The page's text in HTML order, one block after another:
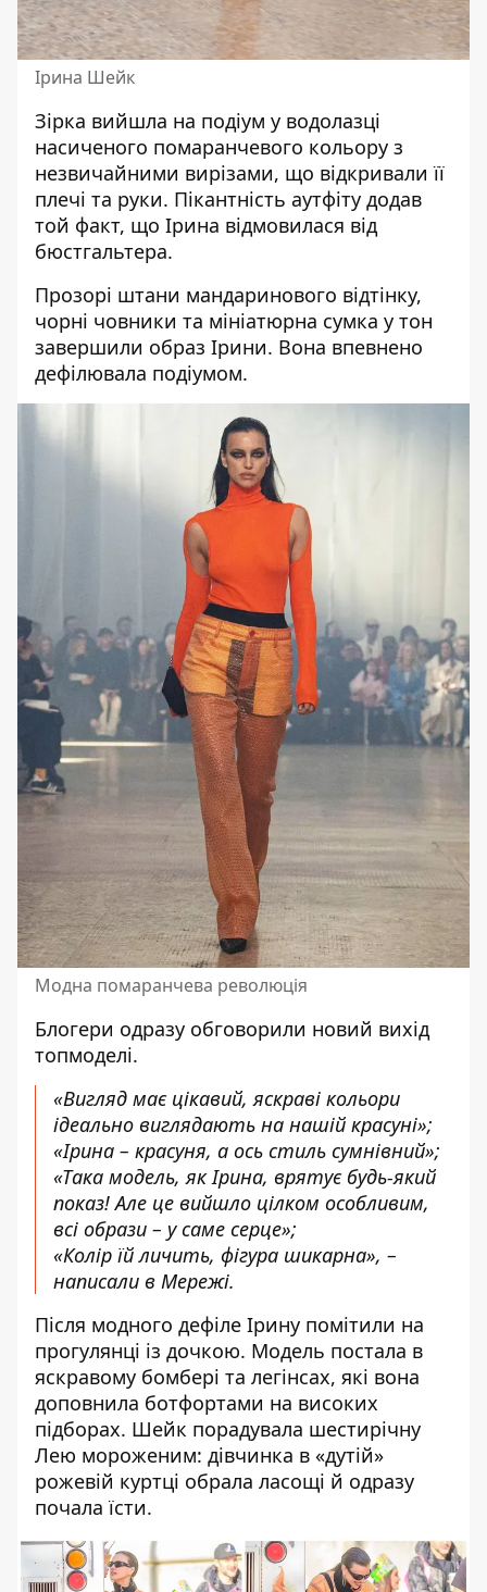
Ірина Шейк
Зірка вийшла на подіум у водолазці
насиченого помаранчевого кольору з
незвичайними вирізами, що відкривали її
плечі та руки. Пікантність аутфіту додав
той факт, що Ірина відмовилася від
бюстгальтера.
Прозорі штани мандаринового відтінку,
чорні човники та мініатюрна сумка у тон
завершили образ Ірини. Вона впевнено
дефілювала подіумом.
Модна помаранчева революція
Блогери одразу обговорили новий вихід
топмоделі.
«Вигляд має цікавий, яскраві кольори
ідеально виглядають на нашій красуні»;
«Ірина – красуня, а ось стиль сумнівний»;
«Така модель, як Ірина, врятує будь-який
показ! Але це вийшло цілком особливим,
всі образи – у саме серце»;
«Колір їй личить, фігура шикарна», –
написали в Мережі.
Після модного дефіле Ірину помітили на
прогулянці із дочкою. Модель постала в
яскравому бомбері та легінсах, які вона
доповнила ботфортами на високих
підборах. Шейк порадувала шестирічну
Лею мороженим: дівчинка в «дутій»
рожевій куртці обрала ласощі й одразу
почала їсти.